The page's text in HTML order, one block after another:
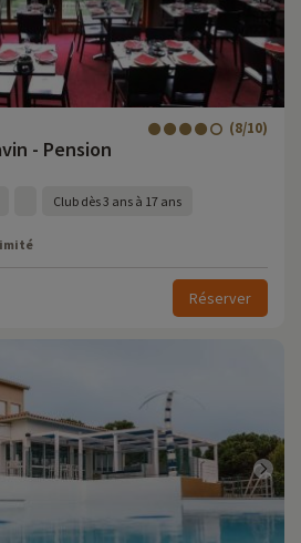
- Pension
(8/10)
Club dès 3 ans à 17 ans
Réserver